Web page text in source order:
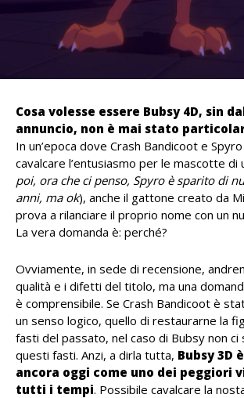
Cosa volesse essere Bubsy 4D, sin
annuncio, non è mai stato
In un’epoca dove Crash Bandicoot e
cavalcare l’entusiasmo per le mascotte di
poi, ora che ci penso, Spyro è sparito di
anni, ma ok), anche il gattone creato da
prova a rilanciare il proprio nome con un
La vera domanda è: perché?
Ovviamente, in sede di recensione,
qualità e i difetti del titolo, ma una
è comprensibile. Se Crash Bandicoot è
un senso logico, quello di restaurarne la
fasti del passato, nel caso di Bubsy non ci
questi fasti. Anzi, a dirla tutta, Bubsy 3D
ancora oggi come uno dei peggiori
tutti i tempi. Possibile cavalcare la